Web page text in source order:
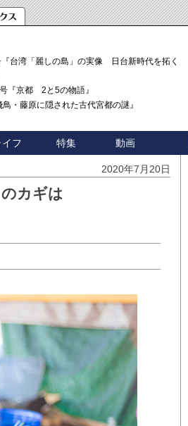
台湾「麗しの島」の実像 日台新時代を拓く「3
『京都 2と5の物語』
・藤原に隠された古代宮都の謎』
イフ 特集 動画
2020年7月20日
カギは